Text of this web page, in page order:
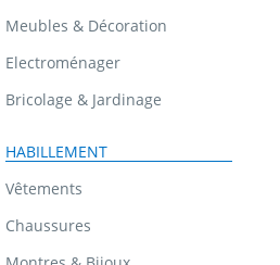
Meubles & Décoration
Electroménager
Bricolage & Jardinage
HABILLEMENT
Vêtements
Chaussures